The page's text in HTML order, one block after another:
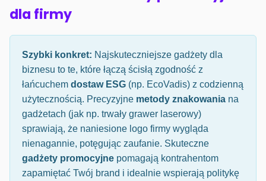
dla firmy
Szybki konkret: Najskuteczniejsze gadżety dla
biznesu to te, które łączą ścisłą zgodność z
łańcuchem dostaw ESG (np. EcoVadis) z codzienną
użytecznością. Precyzyjne metody znakowania na
gadżetach (jak np. trwały grawer laserowy)
sprawiają, że naniesione logo firmy wygląda
nienagannie, potęgując zaufanie. Skuteczne
gadżety promocyjne pomagają kontrahentom
zapamiętać Twój brand i idealnie wspierają politykę